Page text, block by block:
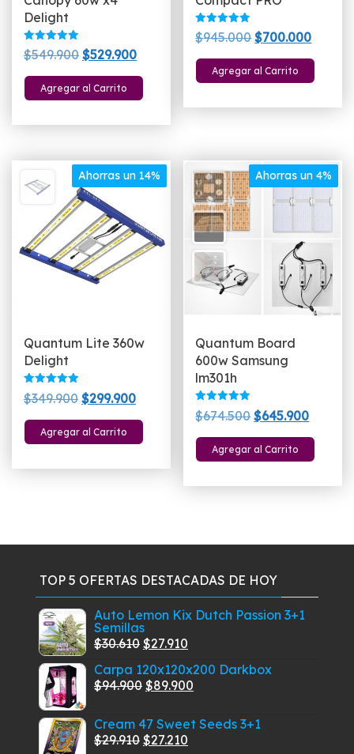
Delight
Valorado
con
de 5
$549.900 El
precio
original
$529.900El
precio
actual
Agregar al Carrito
Valorado
con
de 5
$945.000El
precio
original
$700.000El
precio
actual
Agregar al Carrito
Ahorras un 14%
Quantum Lite 360w
Delight
Valorado
con
de 5
$349.900 El
precio
original
$299.900El
precio
actual
Agregar al Carrito
Ahorras un 4%
Quantum Board
600w Samsung
lm301h
Valorado
con
de 5
$674.500El
precio
original
$645.900El
precio
actual
Agregar al Carrito
TOP 5 OFERTAS DESTACADAS DE HOY
Auto Lemon Kix Dutch Passion 3+1
Semillas
$30.610 El
precio
original
$30.610.
$27.910
precio
actual
$27.910.
Carpa 120x120x200 Darkbox
$94.900 El
original
era:
$89.900
actual
Cream 47 Sweet Seeds 3+1
$29.910 El
$27.210